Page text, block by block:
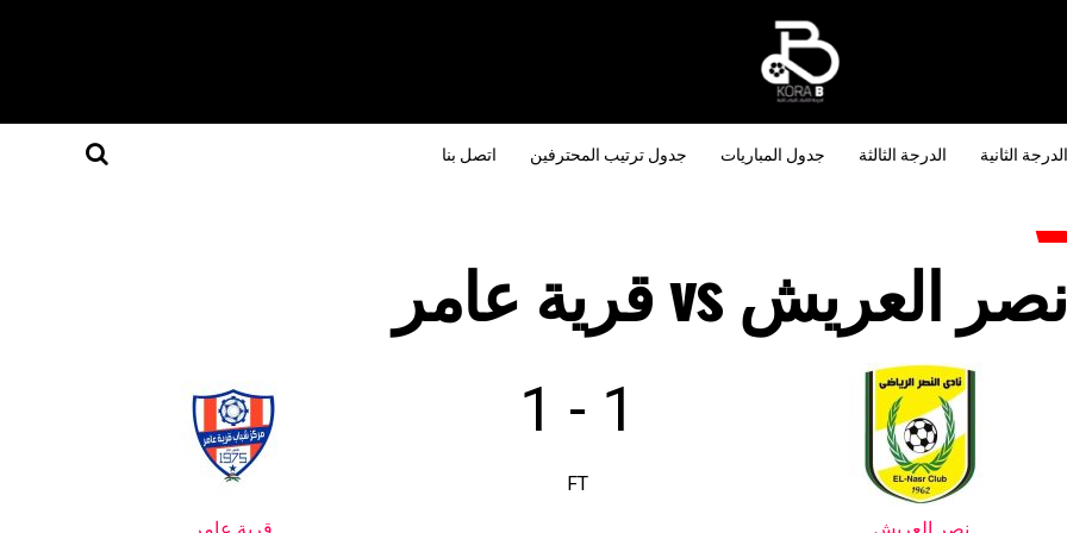
الدرجة الثانية الدرجة الثالثة جدول المباريات جدول ترتيب المحترفين اتصل بنا
نصر العريش vs قرية عامر
1
-
1
FT